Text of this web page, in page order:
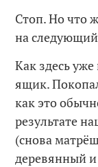
Стоп. Но что
на
Как здесь
ящик.
как это
результате
(снова
деревянный и